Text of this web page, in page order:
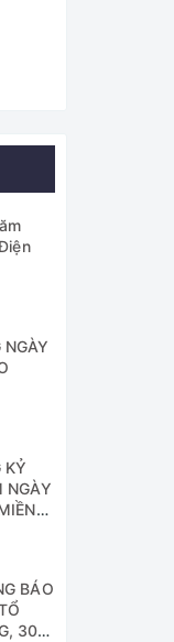
KỶ
NGÀY
BÁO
30/4